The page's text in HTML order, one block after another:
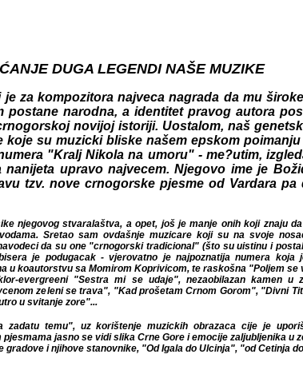
DUGA LEGENDI NAŠE MUZIKE
za kompozitora najveca nagrada da mu
postane narodna, a identitet pravog autora
novijoj istoriji. Uostalom, naš
koje su muzicki bliske našem epskom
"Kralj Nikola na umoru" - me?utim,
upravo najvecem. Njegovo ime je
tzv. nove crnogorske pjesme od Vardara pa
njegovog stvaralaštva, a opet, još je manje onih koji znaju
Sretao sam ovdašnje muzicare koji su na svoje
da su one "crnogorski tradicional" (što su uistinu i
je podugacak - vjerovatno je najpoznatija numera koja je
sa Momirom Koprivicom, te raskošna "Poljem se vije
"Sestra mi se udaje", nezaobilazan kamen u zidanici
se trava", "Kad prošetam Crnom Gorom", "Divni Titograd",
zore"...
temu", uz korištenje muzickih obrazaca cije je uporište bio
se vidi slika Crne Gore i emocije zaljubljenika u zemlju od
stanovnike, "Od Igala do Ulcinja", "od Cetinja do Nikšica".